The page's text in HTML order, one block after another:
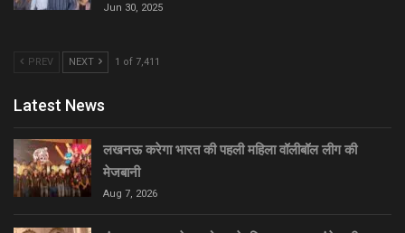
Jun 30, 2025
PREV NEXT 1 of 7,411
Latest News
लखनऊ करेगा भारत की पहली महिला वॉलीबॉल लीग की
मेजबानी
Aug 7, 2026